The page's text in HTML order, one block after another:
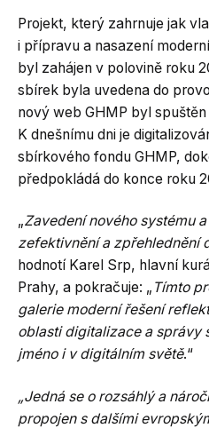
Projekt, který zahrnuje jak
i přípravu a nasazení
byl zahájen v polovině roku
sbírek byla uvedena do
nový web GHMP byl
K dnešnímu dni je
sbírkového fondu GHMP,
předpokládá do konce roku
„Zavedení nového systému
zefektivnění a zpřehlednění
hodnotí Karel Srp, hlavní
Prahy, a pokračuje: „ Tímto
galerie moderní řešení
oblasti digitalizace a správy
jméno i v digitálním světě.“
„Jedná se o rozsáhlý a
propojen s dalšími